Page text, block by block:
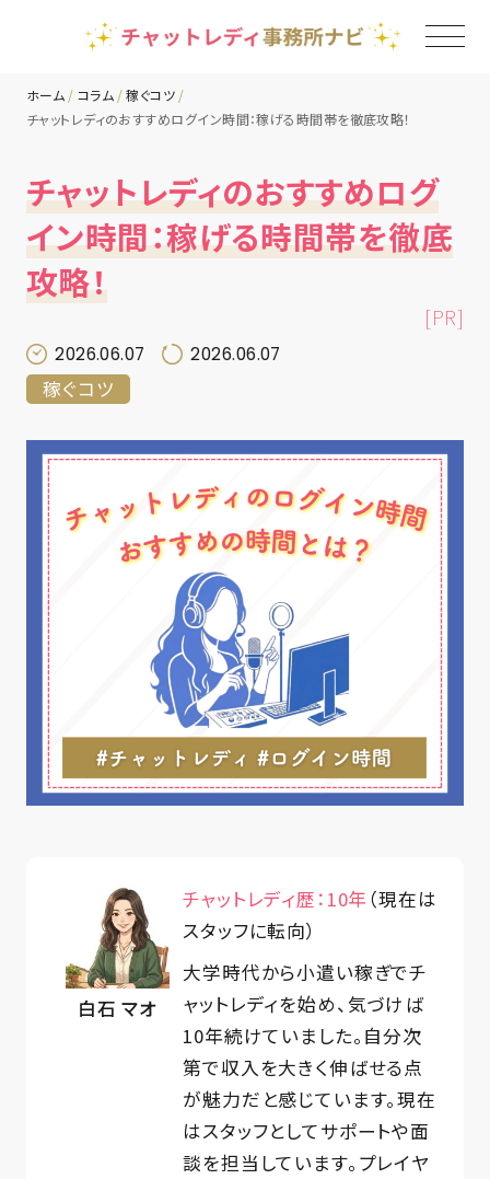
チャットレディ事務所一覧
地域別ランキング
コラム
ホーム コラム
稼ぐコツ
チャットレディのおすすめログイン時間：稼げる時間帯を徹底攻略！
チャットレディのおすすめログ
イン時間：稼げる時間帯を徹底
攻略！
[PR]
2026.06.07 2026.06.07
稼ぐコツ
白石 マオ
チャットレディ歴：10年 （現在は
スタッフに転向）
大学時代から小遣い稼ぎでチ
ャットレディを始め、気づけば
10年続けていました。自分次
第で収入を大きく伸ばせる点
が魅力だと感じています。現在
はスタッフとしてサポートや面
談を担当しています。プレイヤ